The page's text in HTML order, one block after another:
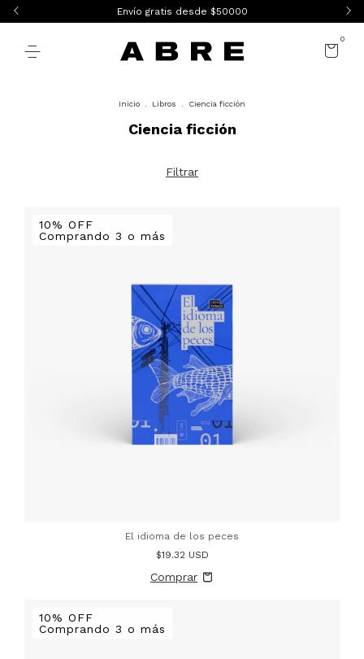
Envío gratis desde $50000
0
Inicio Libros Ciencia ficción
Ciencia ficción
Filtrar
10% OFF
Comprando 3 o más
El idioma de los peces
$19.32 USD
10% OFF
Comprando 3 o más